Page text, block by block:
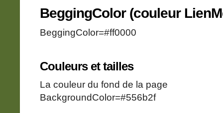
BeggingColor (couleur
BeggingColor=#ff0000
Couleurs et tailles
La couleur du fond de la page
BackgroundColor=#556b2f